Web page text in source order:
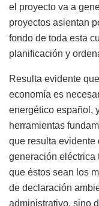
el proyecto va a
proyectos asientan
fondo de toda esta
planificación y
Resulta evidente
economía es
energético español,
herramientas
que resulta
generación eléctrica
que éstos sean los
de declaración
administrativo, sino